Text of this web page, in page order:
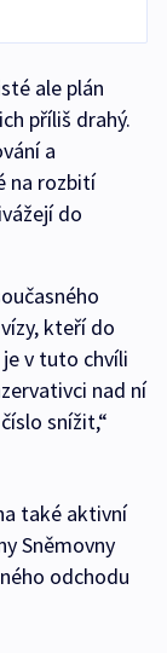
ale plán
příliš drahý.
a
na rozbití
do
kteří do
v tuto chvíli
nad ní
snížit,“
také aktivní
Sněmovny
odchodu